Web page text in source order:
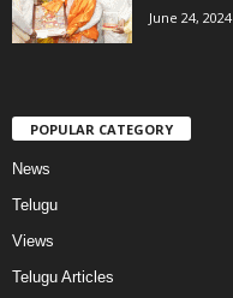
June 24, 2024
POPULAR CATEGORY
News
Telugu
Views
Telugu Articles